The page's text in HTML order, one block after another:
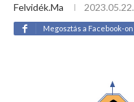
Felvidék.ma 2023.05.22.
Megosztás a Facebook-on